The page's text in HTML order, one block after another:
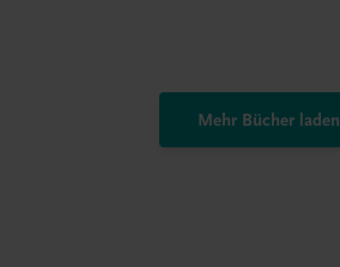
Mehr Bücher laden